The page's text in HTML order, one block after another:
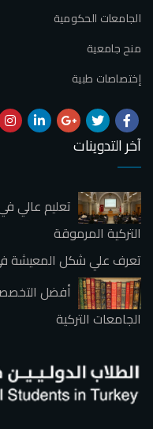
الجامعات الحكومية
منح جامعية
إختصاصات طبية
آخر التدوينات
تعليم عالي
التركية المرموقة
تعرف علي شكل المعيشة في
أفضل
الجامعات التركية